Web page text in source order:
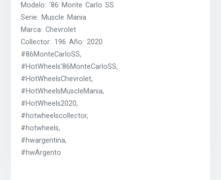
Modelo: ’86 Monte Carlo SS
Serie: Muscle Mania
Marca: Chevrolet
Collector: 196 Año: 2020
#86MonteCarloSS,
#HotWheels’86MonteCarloSS,
#HotWheelsChevrolet,
#HotWheelsMuscleMania,
#HotWheels2020,
#hotwheelscollector,
#hotwheels,
#hwargentina,
#hwArgento